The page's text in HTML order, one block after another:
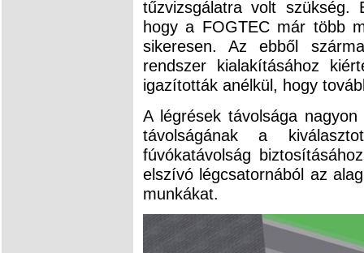
tűzvizsgálatra volt szükség.
hogy a FOGTEC már több
sikeresen. Az ebből
rendszer kialakításához
igazították anélkül, hogy
A légrések távolsága
távolságának a
fúvókatávolság
elszívó légcsatornából az
munkákat.